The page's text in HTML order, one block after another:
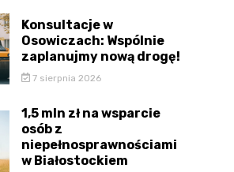
Konsultacje w
Osowiczach: Wspólnie
zaplanujmy nową drogę!
7 sierpnia 2026
1,5 mln zł na wsparcie
osób z
niepełnosprawnościami
w Białostockiem